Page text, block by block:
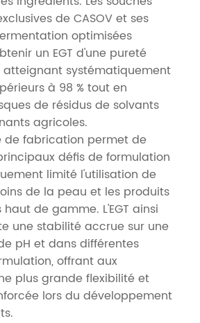
de CASOV et ses
optimisées
un EGT d'une pureté
atteignant systématiquement
à 98 % tout en
de résidus de solvants
agricoles.
de fabrication permet de
défis de formulation
limité l'utilisation de
de la peau et les produits
de gamme. L'EGT ainsi
une stabilité accrue sur une
pH et dans différentes
offrant aux
plus grande flexibilité et
lors du développement